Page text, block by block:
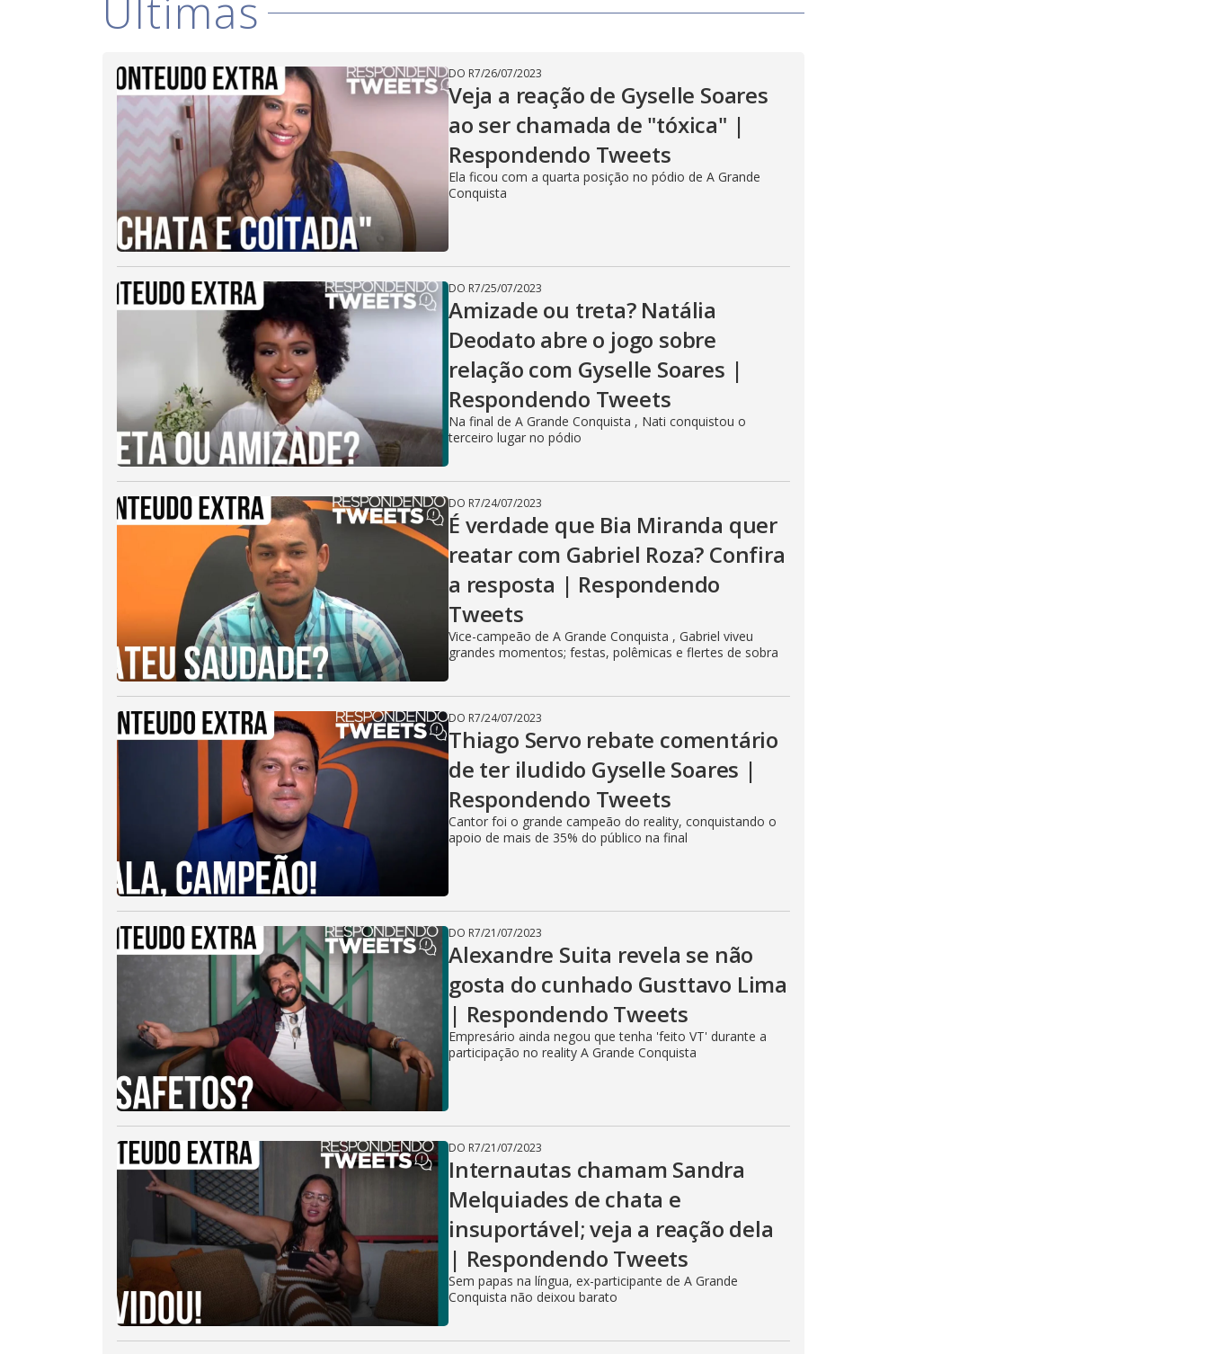
V
i
d
e
o
Últimas
DO R7/26/07/2023
Veja a reação de Gyselle Soares
ao ser chamada de "tóxica" |
Respondendo Tweets
Ela ficou com a quarta posição no pódio de A Grande
Conquista
DO R7/25/07/2023
Amizade ou treta? Natália
Deodato abre o jogo sobre
relação com Gyselle Soares |
Respondendo Tweets
Na final de A Grande Conquista , Nati conquistou o
terceiro lugar no pódio
DO R7/24/07/2023
É verdade que Bia Miranda quer
reatar com Gabriel Roza? Confira
a resposta | Respondendo
Tweets
Vice-campeão de A Grande Conquista , Gabriel viveu
grandes momentos; festas, polêmicas e flertes de sobra
DO R7/24/07/2023
Thiago Servo rebate comentário
de ter iludido Gyselle Soares |
Respondendo Tweets
Cantor foi o grande campeão do reality, conquistando o
apoio de mais de 35% do público na final
DO R7/21/07/2023
Alexandre Suita revela se não
gosta do cunhado Gusttavo Lima
| Respondendo Tweets
Empresário ainda negou que tenha 'feito VT' durante a
participação no reality A Grande Conquista
DO R7/21/07/2023
Internautas chamam Sandra
Melquiades de chata e
insuportável; veja a reação dela
| Respondendo Tweets
Sem papas na língua, ex-participante de A Grande
Conquista não deixou barato